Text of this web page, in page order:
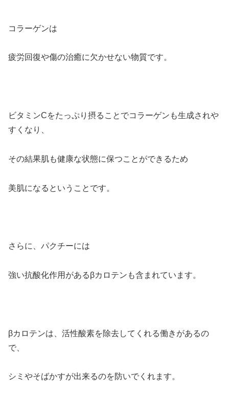
コラーゲンは
疲労回復や傷の治癒に欠かせない物質です。
ビタミンCをたっぷり摂ることでコラーゲンも生成されや
すくなり、
その結果肌も健康な状態に保つことができるため
美肌になるということです。
さらに、パクチーには
強い抗酸化作用があるβカロテン も含まれています。
βカロテンは、活性酸素を除去してくれる働きがあるの
で、
シミやそばかすが出来るのを防いでくれます。